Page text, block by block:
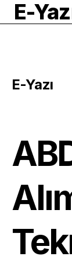
E-
E-Yazı